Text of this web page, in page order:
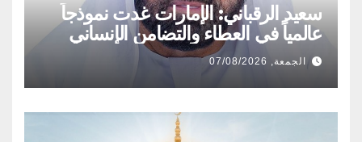
سعيد الرقباني: الإمارات غدت نموذجاً
عالمياً في العطاء والتضامن الإنساني
الجمعة, 07/08/2026